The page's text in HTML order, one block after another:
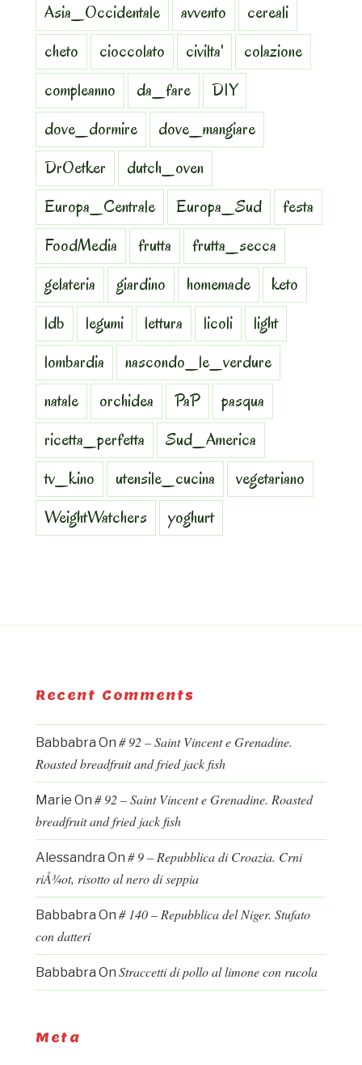
Asia_Occidentale
avvento
cereali
cheto
cioccolato civilta'
colazione
compleanno
da_fare
DIY
dove_dormire
dove_mangiare
DrOetker
dutch_oven
Europa_Centrale
Europa_Sud
festa
FoodMedia
frutta
frutta_secca
gelateria
giardino homemade
keto
ldb
legumi lettura licoli
light
lombardia
nascondo_le_verdure
natale
orchidea PaP
pasqua
ricetta_perfetta
Sud_America
tv_kino
utensile_cucina
vegetariano
WeightWatchers
yoghurt
Recent Comments
Babbabra On # 92 – Saint Vincent e Grenadine.
Roasted breadfruit and fried jack fish
Marie On # 92 – Saint Vincent e Grenadine. Roasted
breadfruit and fried jack fish
Alessandra On # 9 – Repubblica di Croazia. Crni
riÅ¾ot, risotto al nero di seppia
Babbabra On # 140 – Repubblica del Niger. Stufato
con datteri
Babbabra On Straccetti di pollo al limone con rucola
Meta